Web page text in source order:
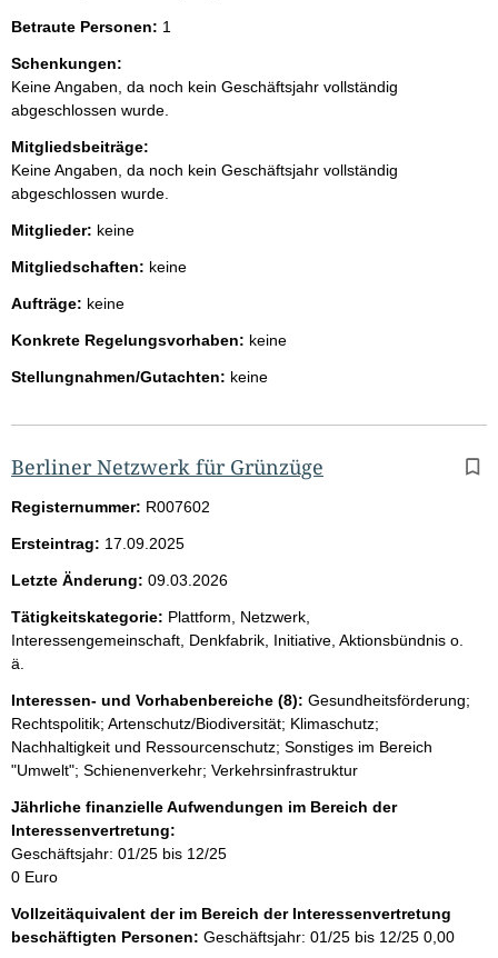
Betraute Personen: 1
Schenkungen:
Keine Angaben, da noch kein Geschäftsjahr vollständig
abgeschlossen wurde.
Mitgliedsbeiträge:
Keine Angaben, da noch kein Geschäftsjahr vollständig
abgeschlossen wurde.
Mitglieder: keine
Mitgliedschaften: keine
Aufträge: keine
Konkrete Regelungsvorhaben: keine
Stellungnahmen/Gutachten: keine
Berliner Netzwerk für Grünzüge
Registernummer: R007602
Ersteintrag: 17.09.2025
Letzte Änderung: 09.03.2026
Tätigkeitskategorie: Plattform, Netzwerk,
Interessengemeinschaft, Denkfabrik, Initiative, Aktionsbündnis o.
ä.
Interessen- und Vorhabenbereiche (8): Gesundheitsförderung;
Rechtspolitik; Artenschutz/Biodiversität; Klimaschutz;
Nachhaltigkeit und Ressourcenschutz; Sonstiges im Bereich
"Umwelt"; Schienenverkehr; Verkehrsinfrastruktur
Jährliche finanzielle Aufwendungen im Bereich der
Interessenvertretung:
Geschäftsjahr: 01/25 bis 12/25
0 Euro
Vollzeitäquivalent der im Bereich der Interessenvertretung
beschäftigten Personen: Geschäftsjahr: 01/25 bis 12/25 0,00